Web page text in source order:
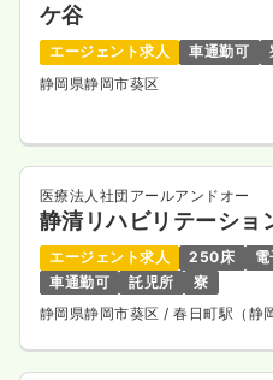
救急外来正・准看護師
給与 3.2万円/回
時間 16:30～9:00（休憩120分
担当業務未経験可
ブランク可
気になる
その他正看護師
ケ谷
エージェント求人 車通勤可
静岡県静岡市葵区
医療法人社団アールアンドオー
静清リハビリテーショ
エージェント求人 250床
車通勤可
託児所
寮
静岡県静岡市葵区/ 春日町駅（静